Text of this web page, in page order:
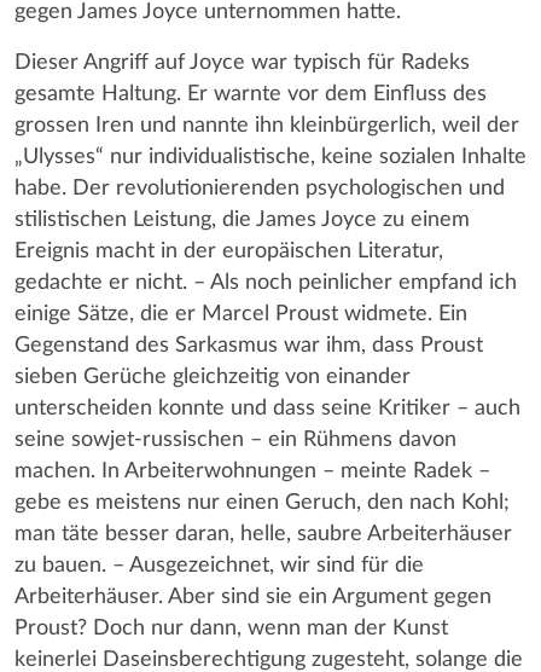
gegen James Joyce unternommen hatte.
Dieser Angriff auf Joyce war typisch für Radeks
gesamte Haltung. Er warnte vor dem Einfluss des
grossen Iren und nannte ihn kleinbürgerlich, weil der
„Ulysses“ nur individualistische, keine sozialen Inhalte
habe. Der revolutionierenden psychologischen und
stilistischen Leistung, die James Joyce zu einem
Ereignis macht in der europäischen Literatur,
gedachte er nicht. – Als noch peinlicher empfand ich
einige Sätze, die er Marcel Proust widmete. Ein
Gegenstand des Sarkasmus war ihm, dass Proust
sieben Gerüche gleichzeitig von einander
unterscheiden konnte und dass seine Kritiker – auch
seine sowjet-russischen – ein Rühmens davon
machen. In Arbeiterwohnungen – meinte Radek –
gebe es meistens nur einen Geruch, den nach Kohl;
man täte besser daran, helle, saubre Arbeiterhäuser
zu bauen. – Ausgezeichnet, wir sind für die
Arbeiterhäuser. Aber sind sie ein Argument gegen
Proust? Doch nur dann, wenn man der Kunst
keinerlei Daseinsberechtigung zugesteht, solange die